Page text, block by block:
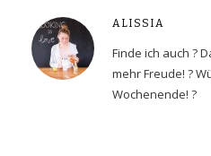
ALISSIA
Finde ich auch ?
mehr Freude! ?
Wochenende! ?